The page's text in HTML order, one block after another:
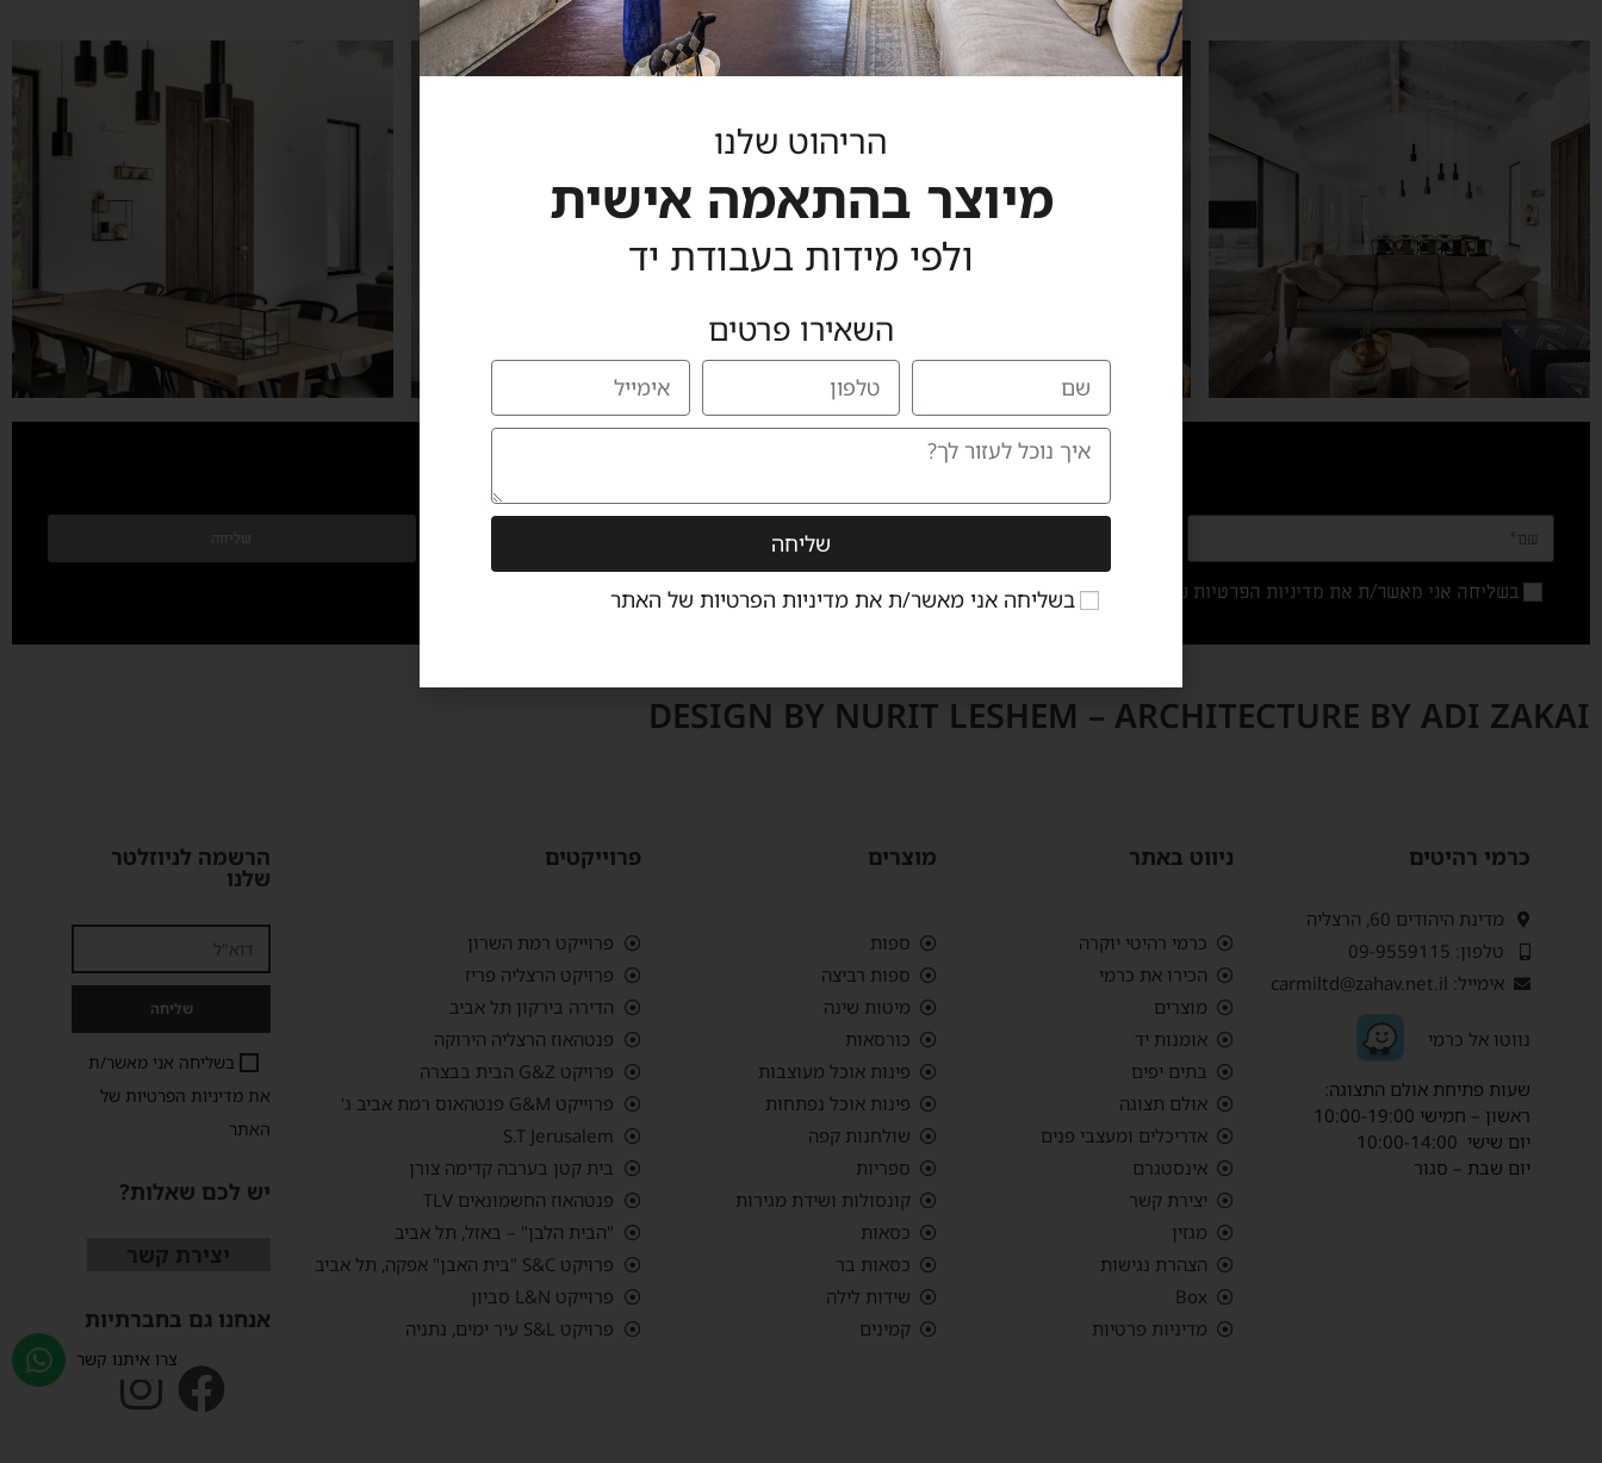
לקבלת הצעת מחיר ומידע נוסף
בשליחה אני מאשר/ת את מדיניות הפרטיות של האתר
DESIGN BY NURIT LESHEM – ARCHITECTURE BY ADI ZAKAI
כרמי רהיטים
מדינת היהודים 60, הרצליה
טלפון: 09-9559115
אימייל: carmiltd@zahav.net.il
נווטו אל כרמי
שעות פתיחת אולם התצוגה:
ראשון – חמישי 10:00-19:00
יום שישי 10:00-14:00
יום שבת – סגור
ניווט באתר
כרמי רהיטי יוקרה
הכירו את כרמי
מוצרים
אומנות יד
בתים יפים
אולם תצוגה
אדריכלים ומעצבי פנים
אינסטגרם
יצירת קשר
מגזין
הצהרת נגישות
Box
מדיניות פרטיות
מוצרים
ספות
ספות רביצה
מיטות שינה
כורסאות
פינות אוכל מעוצבות
פינות אוכל נפתחות
שולחנות קפה
ספריות
קונסולות ושידת מגירות
כסאות
כסאות בר
שידות לילה
קמינים
פרוייקטים
פרוייקט רמת השרון
פרויקט הרצליה פריז
הדירה בירקון תל אביב
פנטהאוז הרצליה הירוקה
פרויקט G&Z הבית בבצרה
פרוייקט G&M פנטהאוס רמת אביב ג'
S.T Jerusalem
בית קטן בערבה קדימה צורן
פנטהאוז החשמונאים TLV
"הבית הלבן" – באזל, תל אביב
פרויקט S&C "בית האבן" אפקה, תל אביב
פרוייקט L&N סביון
פרויקט S&L עיר ימים, נתניה
הרשמה לניוזלטר
שלנו
בשליחה אני מאשר/ת
אתמדיניות הפרטיות של
האתר
שליחה
יש לכם שאלות?
יצירת קשר
אנחנו גם בחברתיות
הריהוט שלנו
מיוצר בהתאמה אישית
ולפי מידות בעבודת יד
השאירו פרטים
בשליחה אני מאשר/ת את מדיניות הפרטיות של האתר
שליחה